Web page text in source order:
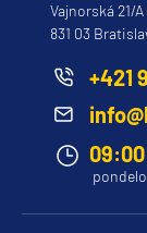
Vajnorská 21/
831 03
+421
09:00